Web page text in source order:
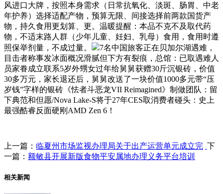
风进口大牌，按照本身需求（日常抗氧化、淡斑、肠胃、中老
年护养）选择适配产物，预算无限、间接选择前两款国货产
物，持久食用更划算、更。温暖提醒：本品不克不及取代药
物，不适末路人群（少年儿童、妊妇、乳母）食用，食用时遵
照保举剂量，不成过量。
7名中国旅客正在贝加尔湖遇难，
目击者称事发冰面概况滑腻但下方有裂痕，总馆：已取遇难人
员家眷成立联系5岁外甥女过年给舅舅获赠30斤沉银砖，价值
30多万元，家长退还后，舅舅改送了一块价值1000多元带“压
岁钱”字样的银砖《怯者斗恶龙VII Reimagined》制做团队：留
下典范和但愿/Nova Lake-S将于27年CES取消费者碰头：史上
最强酷睿反面硬刚AMD Zen 6！
上一篇： 临夏州市场监视办理局关于出产运营单元成立完 下
一篇： 额敏县开展新版食物平安属地办理义务平台培训
相关新闻